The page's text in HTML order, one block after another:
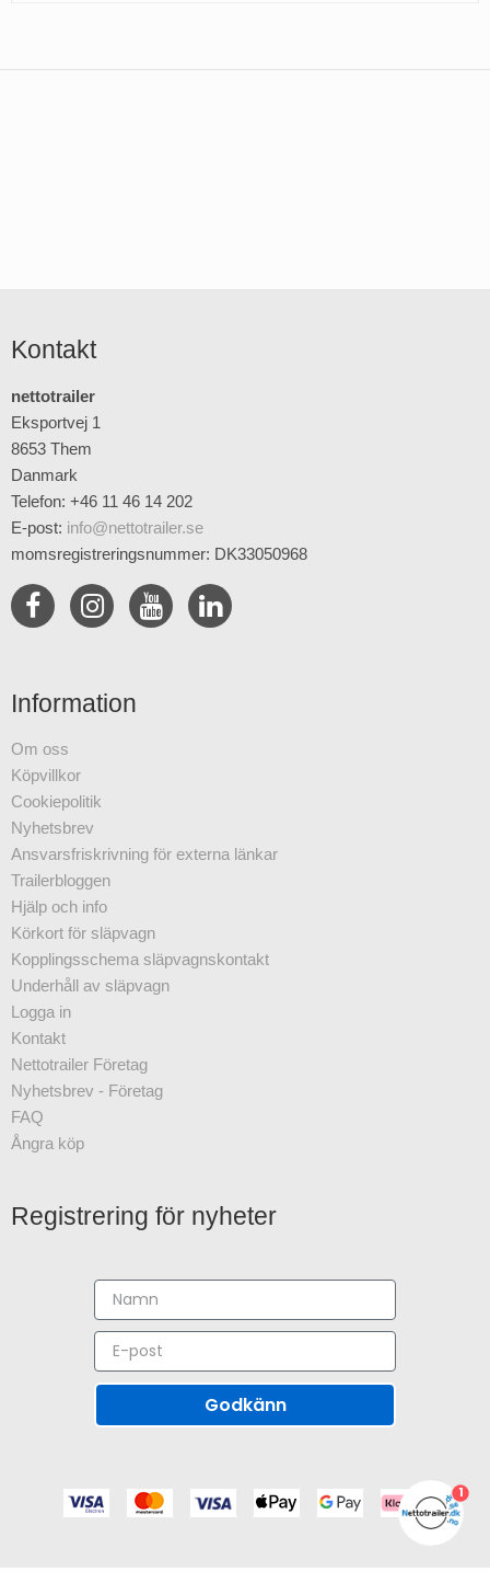
Kontakt
nettotrailer
Eksportvej 1
8653 Them
Danmark
Telefon: +46 11 46 14 202
E-post: info@nettotrailer.se
momsregistreringsnummer: DK33050968
Information
Om oss
Köpvillkor
Cookiepolitik
Nyhetsbrev
Ansvarsfriskrivning för externa länkar
Trailerbloggen
Hjälp och info
Körkort för släpvagn
Kopplingsschema släpvagnskontakt
Underhåll av släpvagn
Logga in
Kontakt
Nettotrailer Företag
Nyhetsbrev - Företag
FAQ
Ångra köp
Registrering för nyheter
Godkänn
1